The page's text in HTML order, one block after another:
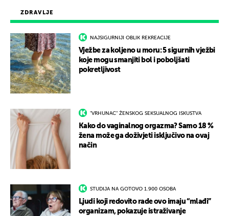
ZDRAVLJE
NAJSIGURNIJI OBLIK REKREACIJE
Vježbe za koljeno u moru: 5 sigurnih vježbi
koje mogu smanjiti bol i poboljšati
pokretljivost
"VRHUNAC" ŽENSKOG SEKSUALNOG ISKUSTVA
Kako do vaginalnog orgazma? Samo 18 %
žena može ga doživjeti isključivo na ovaj
način
STUDIJA NA GOTOVO 1.900 OSOBA
Ljudi koji redovito rade ovo imaju “mlađi”
organizam, pokazuje istraživanje